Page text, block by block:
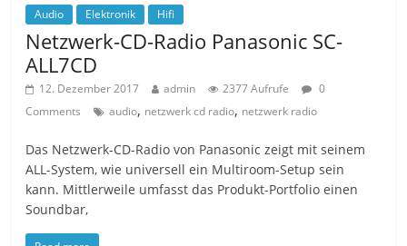
Audio Elektronik Hifi
Netzwerk-CD-Radio Panasonic SC-
ALL7CD
12. Dezember 2017 admin 2377 Aufrufe
0
Comments
audio, netzwerk cd radio, netzwerk radio
Das Netzwerk-CD-Radio von Panasonic zeigt mit seinem
ALL-System, wie universell ein Multiroom-Setup sein
kann. Mittlerweile umfasst das Produkt-Portfolio einen
Soundbar,